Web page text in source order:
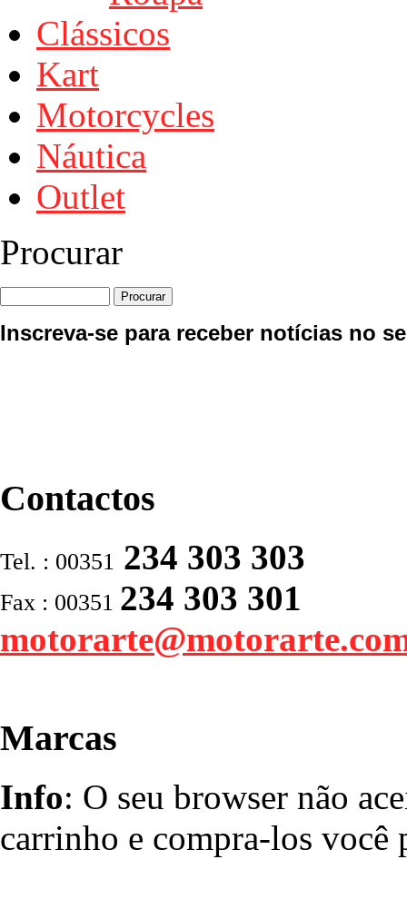
Clássicos
Kart
Motorcycles
Náutica
Outlet
Procurar
Inscreva-se para receber notícias no
Contactos
Tel. : 00351 234 303 303
Fax : 00351 234 303 301
Marcas
Info: O seu browser não
carrinho e compra-los você